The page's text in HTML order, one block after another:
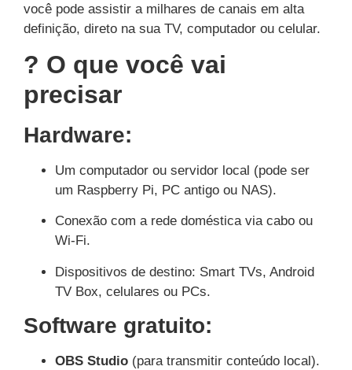
você pode assistir a milhares de canais em alta
definição, direto na sua TV, computador ou celular.
? O que você vai
precisar
Hardware:
Um computador ou servidor local (pode ser
um Raspberry Pi, PC antigo ou NAS).
Conexão com a rede doméstica via cabo ou
Wi-Fi.
Dispositivos de destino: Smart TVs, Android
TV Box, celulares ou PCs.
Software gratuito:
OBS Studio (para transmitir conteúdo local).